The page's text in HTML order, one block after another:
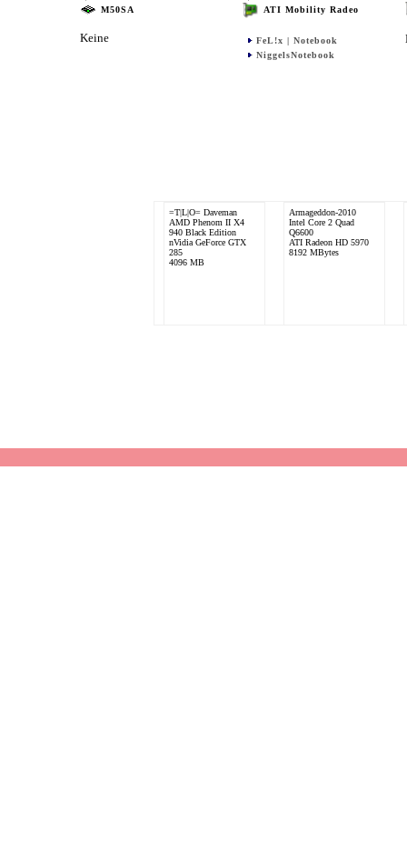
M50SA
Keine
ATI Mobility Radeo
FeL!x | Notebook
NiggelsNotebook
=T|L|O= Daveman
AMD Phenom II X4
940 Black Edition
nVidia GeForce GTX
285
4096 MB
Armageddon-2010
Intel Core 2 Quad
Q6600
ATI Radeon HD 5970
8192 MBytes